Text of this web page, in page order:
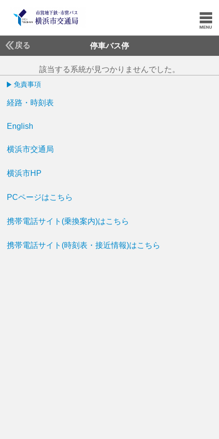
戻る 停車バス停
該当する系統が見つかりませんでした。
免責事項
経路・時刻表
English
横浜市交通局
横浜市HP
PCページはこちら
携帯電話サイト(乗換案内)はこちら
携帯電話サイト(時刻表・接近情報)はこちら